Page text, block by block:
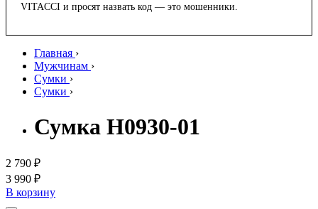
VITACCI и просят назвать код — это мошенники.
Главная ›
Мужчинам ›
Сумки ›
Сумки ›
Сумка H0930-01
2 790 ₽
3 990 ₽
В корзину